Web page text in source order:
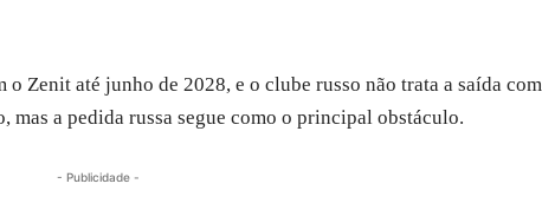
Zenit até junho de 2028, e o clube russo não trata a saída
a pedida russa segue como o principal obstáculo.
- Publicidade -